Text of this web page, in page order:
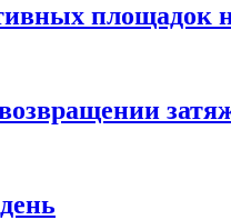
площадок